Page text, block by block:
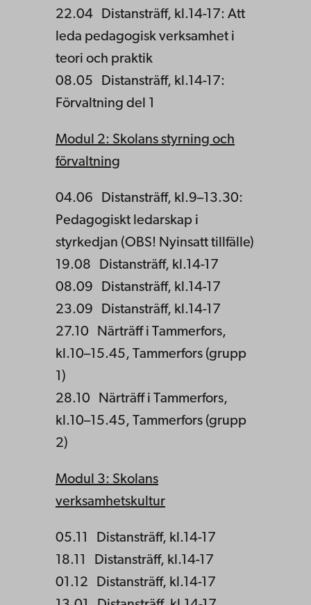
22.04 Distansträff, kl.14-17: Att
leda pedagogisk verksamhet i
teori och praktik
08.05 Distansträff, kl.14-17:
Förvaltning del 1
Modul 2: Skolans styrning och
förvaltning
04.06 Distansträff, kl.9–13.30:
Pedagogiskt ledarskap i
styrkedjan (OBS! Nyinsatt tillfälle)
19.08 Distansträff, kl.14-17
08.09 Distansträff, kl.14-17
23.09 Distansträff, kl.14-17
27.10 Närträff i Tammerfors,
kl.10–15.45, Tammerfors (grupp
1)
28.10 Närträff i Tammerfors,
kl.10–15.45, Tammerfors (grupp
2)
Modul 3: Skolans
verksamhetskultur
05.11 Distansträff, kl.14-17
18.11 Distansträff, kl.14-17
01.12 Distansträff, kl.14-17